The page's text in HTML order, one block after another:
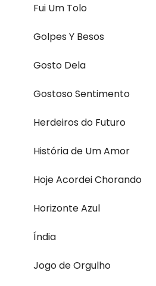
Fui Um Tolo
Golpes Y Besos
Gosto Dela
Gostoso Sentimento
Herdeiros do Futuro
História de Um Amor
Hoje Acordei Chorando
Horizonte Azul
Índia
Jogo de Orgulho